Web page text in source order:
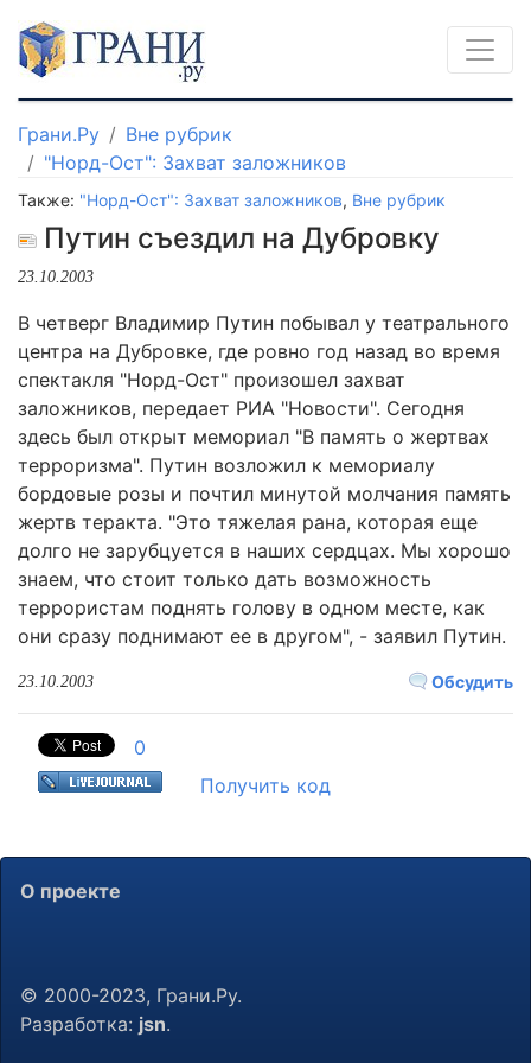
Грани.Ру
Вне рубрик
"Норд-Ост": Захват заложников
Также: "Норд-Ост": Захват заложников, Вне рубрик
Путин съездил на Дубровку
23.10.2003
В четверг Владимир Путин побывал у театрального
центра на Дубровке, где ровно год назад во время
спектакля "Норд-Ост" произошел захват
заложников, передает РИА "Новости". Сегодня
здесь был открыт мемориал "В память о жертвах
терроризма". Путин возложил к мемориалу
бордовые розы и почтил минутой молчания память
жертв теракта. "Это тяжелая рана, которая еще
долго не зарубцуется в наших сердцах. Мы хорошо
знаем, что стоит только дать возможность
террористам поднять голову в одном месте, как
они сразу поднимают ее в другом", - заявил Путин.
Обсудить
23.10.2003
0
Получить код
О проекте
© 2000-2023, Грани.Ру.
Разработка: jsn.